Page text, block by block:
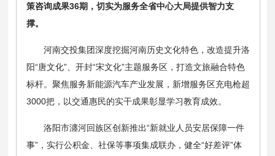
策咨询成果36期，切实为服务全省中心大局提供智力支
撑。
河南交投集团深度挖掘河南历史文化特色，改造提升洛
阳“唐文化”、开封“宋文化”主题服务区，打造文旅融合特色
标杆。聚焦服务新能源汽车产业发展，新增服务区充电枪超
3000把，以交通惠民的实干成果彰显学习教育成效。
洛阳市瀍河回族区创新推出“新就业人员安居保障一件
事”，实行公积金、社保等事项集成联办，健全“好差评”体